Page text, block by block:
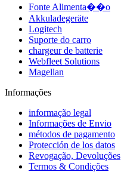
Fonte Alimenta��o
Akkuladegeräte
Logitech
Suporte do carro
chargeur de batterie
Webfleet Solutions
Magellan
Informações
informação legal
Informações de Envio
métodos de pagamento
Protección de los datos
Revogação, Devoluções
Termos & Condições